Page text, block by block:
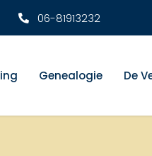
06-81913232
Genealogie De